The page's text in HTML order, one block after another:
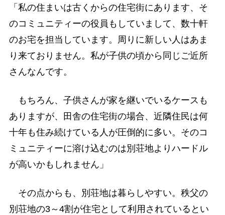
「私の住まいは古くからの住宅街にあります、そ
のコミュニティーの役員もしていまして、数十軒
のお宅を担当しています。周りに新しい人はあま
り来ておりません。私が子供の頃から同じご近所
さんなんです。
もちろん、子供さんが家を継いでいるケースも
ありますが、田舎の住宅街の場合、近隣住民は何
十年も住み続けている人が圧倒的に多い。そのコ
ミュニティーに溶け込むのは別荘地よりハードル
が高いかもしれません」
その点からも、別荘地は暮らしやすい。秩父の
別荘地の3～4割が住宅として利用されているとい